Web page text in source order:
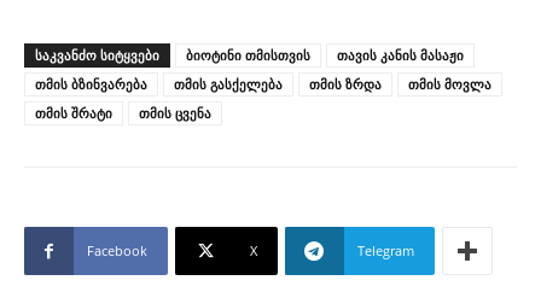
ᲡᲐᲙᲕᲐᲜᲫᲝ ᲡᲘᲢᲧᲕᲔᲑᲘ ბიოტინი თმისთვის
თავის კანის მასაჟი
თმის ბზინვარება
თმის გასქელება თმის ზრდა
თმის მოვლა
თმის შრატი
თმის ცვენა
Facebook X Telegram